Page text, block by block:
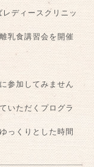
ディースクリニッ
乳食講習会を開催
参加してみません
いただくプログラ
っくりとした時間